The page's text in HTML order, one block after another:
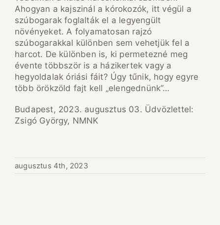
Ahogyan a kajszinál a kórokozók, itt végül a
szúbogarak foglalták el a legyengült
növényeket. A folyamatosan rajzó
szúbogarakkal különben sem vehetjük fel a
harcot. De különben is, ki permetezné meg
évente többször is a házikertek vagy a
hegyoldalak óriási fáit? Úgy tűnik, hogy egyre
több örökzöld fajt kell „elengednünk”…
Budapest, 2023. augusztus 03. Üdvözlettel:
Zsigó György, NMNK
augusztus 4th, 2023